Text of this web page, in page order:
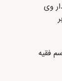
وی
فقیه